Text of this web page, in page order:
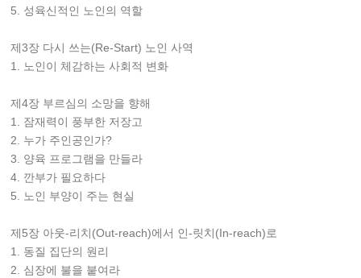
5. 성육신적인 노인의 역할
제3장 다시 쓰는(Re-Start) 노인 사역
1. 노인이 체감하는 사회적 변화
제4장 부르심의 소망을 향해
1. 잠재력이 풍부한 저장고
2. 누가 주인공인가?
3. 양육 프로그램을 만들라
4. 깐부가 필요하다
5. 노인 부양이 주는 현실
제5장 아웃-리치(Out-reach)에서 인-릿치(In-reach)로
1. 동질 집단의 원리
2. 심장에 불을 붙여라